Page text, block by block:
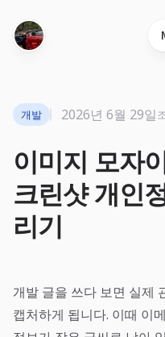
이미지 모자
크린샷 개인
리기
개발 2026년 6월 29일
개발 글을 쓰다 보면 실제
캡처하게 됩니다. 이때 이